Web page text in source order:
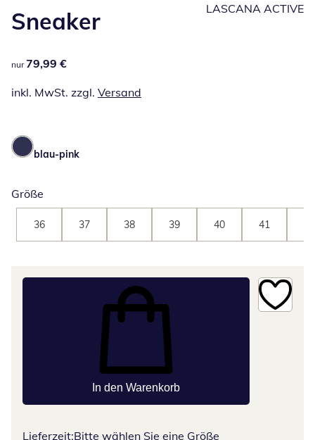
Sneaker
79,99 €
nur 79,99 €
inkl. MwSt. zzgl. Versand
LASCANA ACTIVE
blau-pink
Größe
36 37 38 39 40 41
In den Warenkorb
Lieferzeit:Bitte wählen Sie eine Größe